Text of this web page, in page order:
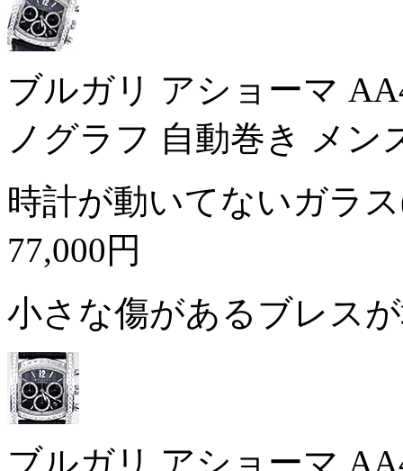
ブルガリ アショーマ
ノグラフ 自動巻き メン
時計が動いてないガラ
77,000円
小さな傷があるブレス
ブルガリ アショーマ